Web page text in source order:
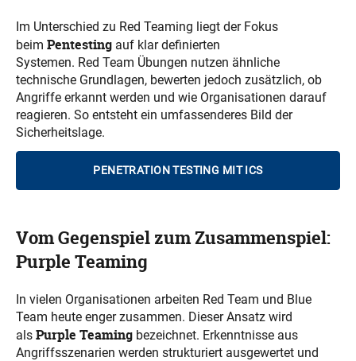
Im Unterschied zu Red Teaming liegt der Fokus
beim Pentesting auf klar definierten
Systemen. Red Team Übungen nutzen ähnliche
technische Grundlagen, bewerten jedoch zusätzlich, ob
Angriffe erkannt werden und wie Organisationen darauf
reagieren. So entsteht ein umfassenderes Bild der
Sicherheitslage.
PENETRATION TESTING MIT ICS
Vom Gegenspiel zum Zusammenspiel:
Purple Teaming
In vielen Organisationen arbeiten Red Team und Blue
Team heute enger zusammen. Dieser Ansatz wird
als Purple Teaming bezeichnet. Erkenntnisse aus
Angriffsszenarien werden strukturiert ausgewertet und